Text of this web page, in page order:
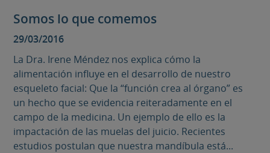
Somos lo que comemos
29/03/2016
La Dra. Irene Méndez nos explica cómo la
alimentación influye en el desarrollo de nuestro
esqueleto facial: Que la “función crea al órgano” es
un hecho que se evidencia reiteradamente en el
campo de la medicina. Un ejemplo de ello es la
impactación de las muelas del juicio. Recientes
estudios postulan que nuestra mandíbula está...